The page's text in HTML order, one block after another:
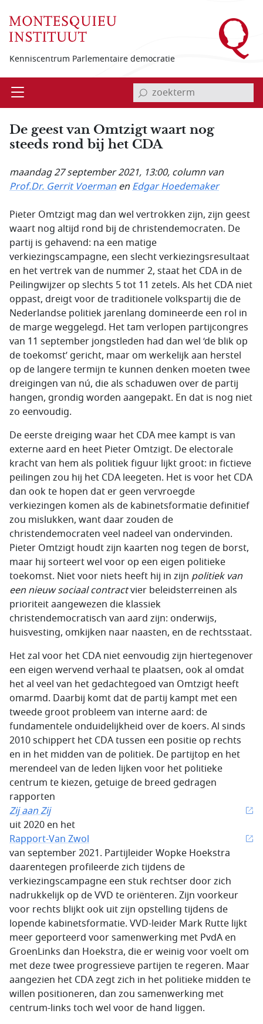
Kenniscentrum Parlementaire democratie
Open invoerveld zoekterm
De geest van Omtzigt waart nog
steeds rond bij het CDA
maandag 27 september 2021, 13:00, column van
Prof.Dr. Gerrit Voerman enEdgar Hoedemaker
Pieter Omtzigt mag dan wel vertrokken zijn, zijn geest
waart nog altijd rond bij de christendemocraten. De
partij is gehavend: na een matige
verkiezingscampagne, een slecht verkiezingsresultaat
en het vertrek van de nummer 2, staat het CDA in de
Peilingwijzer op slechts 5 tot 11 zetels. Als het CDA niet
oppast, dreigt voor de traditionele volkspartij die de
Nederlandse politiek jarenlang domineerde een rol in
de marge weggelegd. Het tam verlopen partijcongres
van 11 september jongstleden had dan wel ‘de blik op
de toekomst’ gericht, maar om werkelijk aan herstel
op de langere termijn te kunnen denken moeten twee
dreigingen van nú, die als schaduwen over de partij
hangen, grondig worden aangepakt. En dat is nog niet
zo eenvoudig.
De eerste dreiging waar het CDA mee kampt is van
externe aard en heet Pieter Omtzigt. De electorale
kracht van hem als politiek figuur lijkt groot: in fictieve
peilingen zou hij het CDA leegeten. Het is voor het CDA
dan ook te hopen dat er geen vervroegde
verkiezingen komen als de kabinetsformatie definitief
zou mislukken, want daar zouden de
christendemocraten veel nadeel van ondervinden.
Pieter Omtzigt houdt zijn kaarten nog tegen de borst,
maar hij sorteert wel voor op een eigen politieke
toekomst. Niet voor niets heeft hij in zijn politiek van
een nieuw sociaal contractvier beleidsterreinen als
prioriteit aangewezen die klassiek
christendemocratisch van aard zijn: onderwijs,
huisvesting, omkijken naar naasten, en de rechtsstaat.
Het zal voor het CDA niet eenvoudig zijn hiertegenover
een eigen wervend verhaal te plaatsen, ook al omdat
het al veel van het gedachtegoed van Omtzigt heeft
omarmd. Daarbij komt dat de partij kampt met een
tweede groot probleem van interne aard: de
fundamentele onduidelijkheid over de koers. Al sinds
2010 schippert het CDA tussen een positie op rechts
en in het midden van de politiek. De partijtop en het
merendeel van de leden lijken voor het politieke
centrum te kiezen, getuige de breed gedragen
rapporten
Zij aan Zij
uit 2020 en het
Rapport-Van Zwol
van september 2021. Partijleider Wopke Hoekstra
daarentegen profileerde zich tijdens de
verkiezingscampagne een stuk rechtser door zich
nadrukkelijk op de VVD te oriënteren. Zijn voorkeur
voor rechts blijkt ook uit zijn opstelling tijdens de
lopende kabinetsformatie. VVD-leider Mark Rutte lijkt
meer geporteerd voor samenwerking met PvdA en
GroenLinks dan Hoekstra, die er weinig voor voelt om
met deze twee progres­sieve partijen te regeren. Maar
aangezien het CDA zegt zich in het politieke midden te
willen positioneren, dan zou samenwerking met
centrum-links toch wel voor de hand liggen.